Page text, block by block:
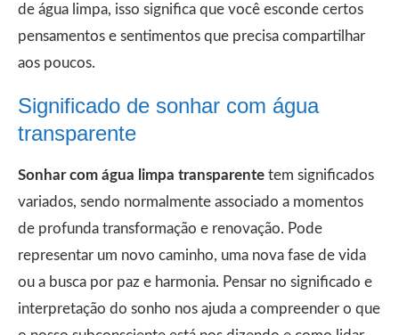
de água limpa, isso significa que você esconde certos
pensamentos e sentimentos que precisa compartilhar
aos poucos.
Significado de sonhar com água
transparente
Sonhar com água limpa transparente tem significados
variados, sendo normalmente associado a momentos
de profunda transformação e renovação. Pode
representar um novo caminho, uma nova fase de vida
ou a busca por paz e harmonia. Pensar no significado e
interpretação do sonho nos ajuda a compreender o que